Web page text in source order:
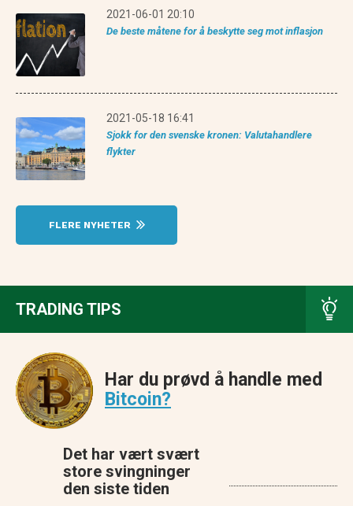
2021-06-01 20:10
De beste måtene for å beskytte seg mot inflasjon
2021-05-18 16:41
Sjokk for den svenske kronen: Valutahandlere
flykter
FLERE NYHETER
TRADING TIPS
Har du prøvd å handle med
Bitcoin?
Det har vært svært
store svingninger
den siste tiden